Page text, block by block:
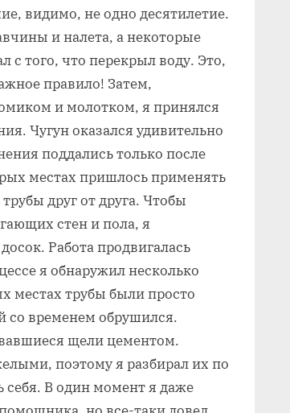
видимо, не одно десятилетие.
и налета, а некоторые
с того, что перекрыл воду. Это,
правило! Затем,
и молотком, я принялся
Чугун оказался удивительно
поддались только после
местах пришлось применять
друг от друга. Чтобы
стен и пола, я
Работа продвигалась
я обнаружил несколько
местах трубы были просто
со временем обрушился.
щели цементом.
поэтому я разбирал их по
себя. В один момент я даже